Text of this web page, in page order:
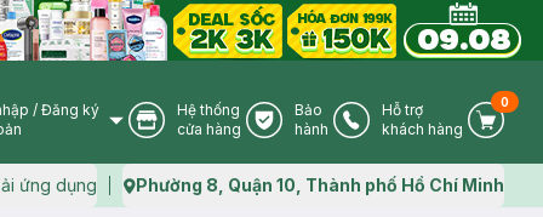
User Icon
/ Đăng ký
Store Icon
Hệ thống
cửa hàng
Warranty Icon
Bảo
hành
Phone Icon
Hỗ trợ
khách hàng
Cart
0
ứng dụng Map icon
Phường 8, Quận 10, Thành phố Hồ Chí Minh